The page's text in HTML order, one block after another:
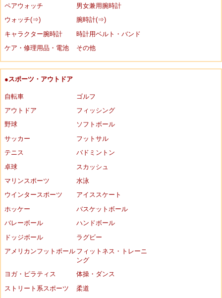
ペアウォッチ
男女兼用腕時計
ウォッチ(⇒)
腕時計(⇒)
キャラクター腕時計
時計用ベルト・バンド
ケア・修理用品・電池
その他
●スポーツ・アウトドア
自転車
ゴルフ
アウトドア
フィッシング
野球
ソフトボール
サッカー
フットサル
テニス
バドミントン
卓球
スカッシュ
マリンスポーツ
水泳
ウインタースポーツ
アイススケート
ホッケー
バスケットボール
バレーボール
ハンドボール
ドッジボール
ラグビー
アメリカンフットボール フィットネス・トレーニ
ング
ヨガ・ピラティス
体操・ダンス
ストリート系スポーツ
柔道